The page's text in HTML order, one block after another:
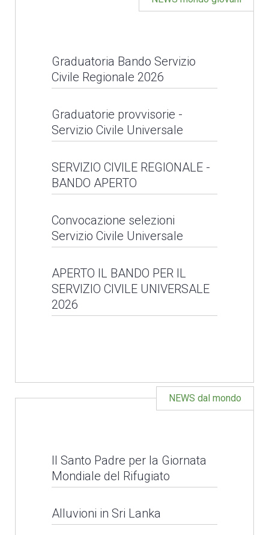
LEGGI NEWS
Progetto C.A.S.A.:
inaugurazione
appartamento a Pescia
LEGGI NEWS
Graduatoria Bando Servizio
Civile Regionale 2026
Graduatoria Bando
Servizio Civile
LEGGI NEWS
Graduatorie provvisorie -
Servizio Civile Universale
Graduatorie provvisorie
- Servizio Civile
LEGGI NEWS
SERVIZIO CIVILE REGIONALE -
BANDO APERTO
SERVIZIO CIVILE
REGIONALE - BANDO
LEGGI NEWS
Convocazione selezioni
Servizio Civile Universale
Convocazione selezioni
Servizio Civile
Universale
APERTO IL BANDO PER IL
SERVIZIO CIVILE UNIVERSALE
2026
UNIVERSALE 2026
NEWS dal mondo
Il Santo Padre per la Giornata
Mondiale del Rifugiato
Alluvioni in Sri Lanka